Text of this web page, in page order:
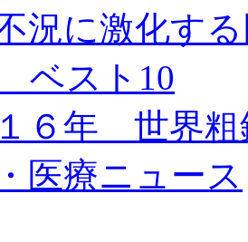
況に激化す
ベスト10
６年 世界粗
医療ニュース